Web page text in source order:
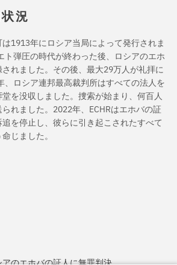
況
1913年にロシア当局によって発行されま
ト弾圧の時代が終わった後、ロシアのエホ
れました。その後、最大29万人が礼拝に
、ロシア連邦最高裁判所はすべての法人を
を没収しました。捜索が始まり、何百人
れました。2022年、ECHRはエホバの証
を停止し、彼らに引き起こされたすべて
じました。
のエホバの証人に無罪判決